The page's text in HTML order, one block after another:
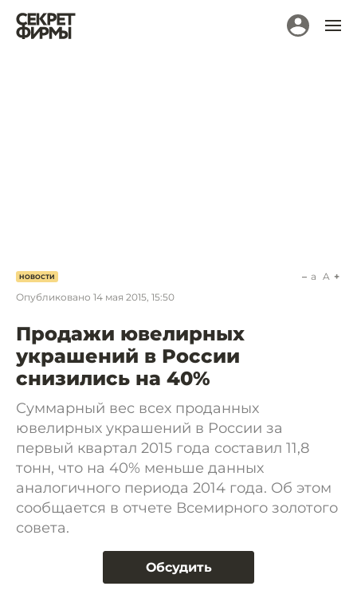
НОВОСТИ
Опубликовано 14 мая 2015, 15:50
a A
Продажи ювелирных
украшений в России
снизились на 40%
Суммарный вес всех проданных
ювелирных украшений в России за
первый квартал 2015 года составил 11,8
тонн, что на 40% меньше данных
аналогичного периода 2014 года. Об этом
сообщается в отчете Всемирного золотого
совета.
Обсудить